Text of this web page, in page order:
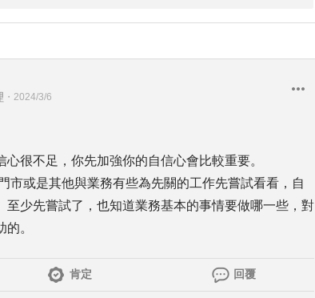
・ 2024/3/6
很不足，你先加強你的自信心會比較重要。
市或是其他與業務有些為先關的工作先嘗試看看，自
至少先嘗試了，也知道業務基本的事情要做哪一些，對
。
肯定 回覆